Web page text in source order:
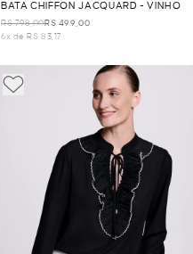
BATA CHIFFON JACQUARD - VINHO
R$ 798,00R$ 499,00
6x de R$ 83,17